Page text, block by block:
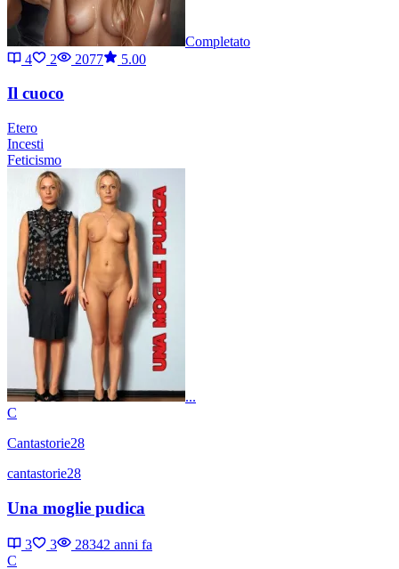
Completato
4
2 2077 5.00
Il cuoco
Etero
Incesti
Feticismo
...
C
Cantastorie28
cantastorie28
Una moglie pudica
3 3 28342 anni fa
C